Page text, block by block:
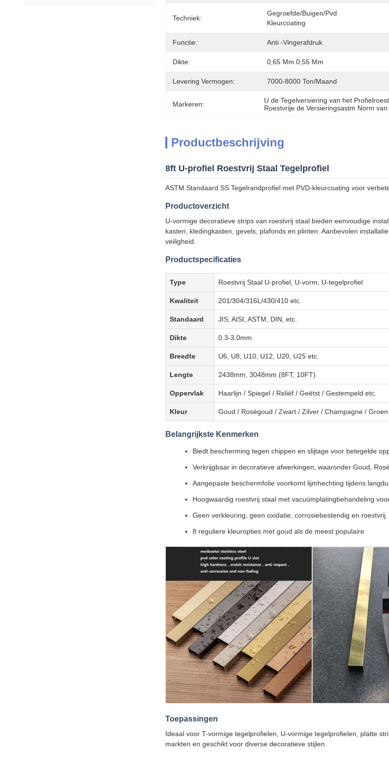
Techniek:
Gegroefde/buigen/pvd
Kleurcoating
Functie: Anti -vingerafdruk
Dikte: 0,65 Mm 0,55 Mm
Levering Vermogen: 7000-8000 Ton/maand
Markeren: U de Tegelversiering van het
Roestvrije de Versieringsastm Norm
Productbeschrijving
8ft U-profiel Roestvrij Staal Tegelprofiel
ASTM Standaard SS Tegelrandprofiel met PVD-kleurcoating voor
Productoverzicht
U-vormige decoratieve strips van roestvrij staal bieden eenvoudige
kasten, kledingkasten, gevels, plafonds en plinten. Aanbevolen
veiligheid.
Productspecificaties
Type Roestvrij Staal U-profiel, U-vorm, U-tegelprofiel
Kwaliteit 201/304/316L/430/410 etc.
Standaard JIS, AISI, ASTM, DIN, etc.
Dikte 0.3-3.0mm
Breedte U6, U8, U10, U12, U20, U25 etc.
Lengte 2438mm, 3048mm (8FT, 10FT)
Oppervlak Haarlijn / Spiegel / Reliëf / Geëtst / Gestempeld etc.
Kleur Goud / Roségoud / Zwart / Zilver / Champagne /
Belangrijkste Kenmerken
Biedt bescherming tegen chippen en slijtage voor betegelde
Verkrijgbaar in decoratieve afwerkingen, waaronder Goud,
Aangepaste beschermfolie voorkomt lijmhechting tijdens
Hoogwaardig roestvrij staal met vacuümplatingbehandeling
Geen verkleuring, geen oxidatie, corrosiebestendig en roestvrij
8 reguliere kleuropties met goud als de meest populaire
Toepassingen
Ideaal voor T-vormige tegelprofielen, U-vormige tegelprofielen, platte
markten en geschikt voor diverse decoratieve stijlen.